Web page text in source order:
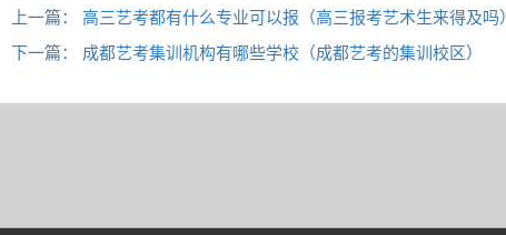
上一篇：
高三艺考都有什么专业可以报（高三报考艺术生来得及吗）
下一篇：
成都艺考集训机构有哪些学校（成都艺考的集训校区）